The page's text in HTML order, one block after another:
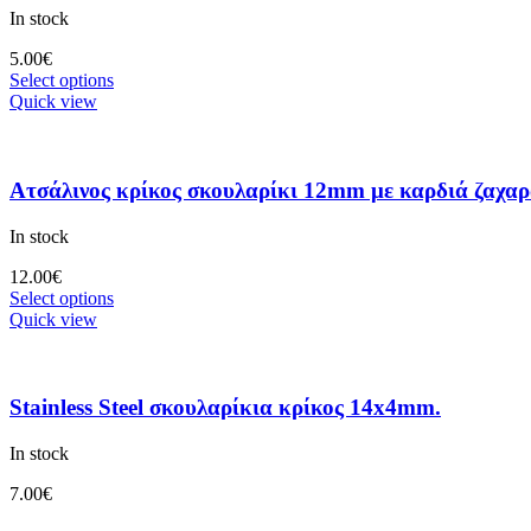
In stock
5.00€
Select options
Quick view
Ατσάλινος κρίκος σκουλαρίκι 12mm με καρδιά
In stock
12.00€
Select options
Quick view
Stainless Steel σκουλαρίκια κρίκος 14x4mm.
In stock
7.00€